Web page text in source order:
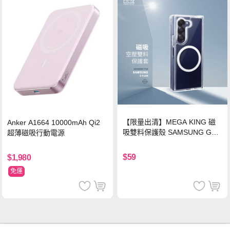
Anker A1664 10000mAh Qi2
超薄磁吸行動電源
$1,980
免運
【限量出清】MEGA KING 磁
吸雙料保護殼 SAMSUNG Gala
$59